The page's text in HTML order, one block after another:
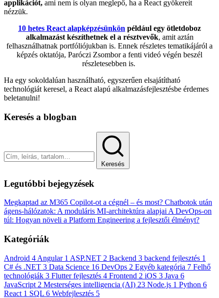
applikációt, ami nem is olyan meglepő, ha a React gyökereit
nézzük.
10 hetes React alapképzésünkön például egy ötletdoboz
alkalmazást készíthetnek el a résztvevők, amit aztán
felhasználhatnak portfóliójukban is. Ennek részletes tematikájáról a
képzés oktatója, Paróczi Zsombor a fenti videó végén beszél
részletesebben is.
Ha egy sokoldalúan használható, egyszerűen elsajátítható
technológiát keresel, a React alapú alkalmazásfejlesztésbe érdemes
beletanulni!
Keresés a blogban
Keresés
Legutóbbi bejegyzések
Megkaptad az M365 Copilot-ot a cégnél – és most? Chatbotok után
ágens-hálózatok: A moduláris MI-architektúra alapjai A DevOps-on
túl: Hogyan növeli a Platform Engineering a fejlesztői élményt?
Kategóriák
Android 4 Angular 1 ASP.NET 2 Backend 3 backend fejlesztés 1
C# és .NET 3 Data Science 16 DevOps 2 Egyéb kategória 7 Felhő
technológiák 3 Flutter fejlesztés 4 Frontend 2 iOS 3 Java 6
JavaScript 2 Mesterséges intelligencia (AI) 23 Node.js 1 Python 6
React 1 SQL 6 Webfejlesztés 5